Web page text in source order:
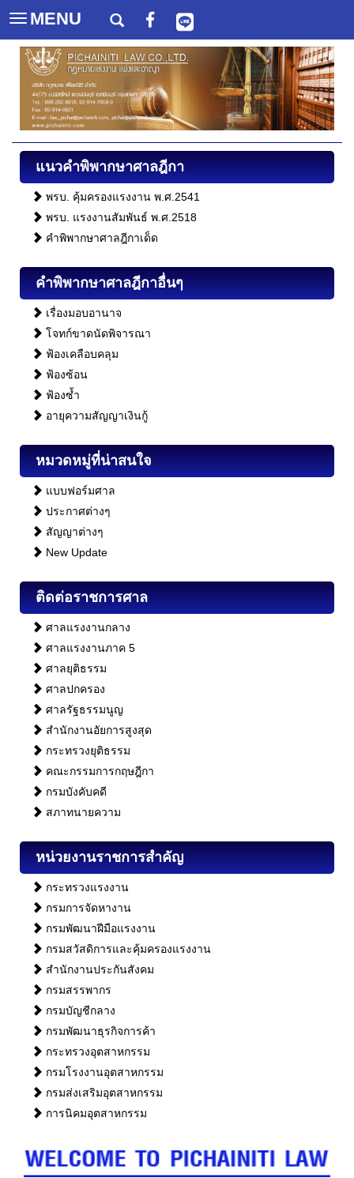
Toggle
navigation
MENU
แนวคําพิพากษาศาลฎีกา
พรบ. คุ้มครองแรงงาน พ.ศ.2541
พรบ. แรงงานสัมพันธ์ พ.ศ.2518
คําพิพากษาศาลฎีกาเด็ด
คําพิพากษาศาลฎีกาอื่นๆ
เรื่องมอบอานาจ
โจทก์ขาดนัดพิจารณา
ฟ้องเคลือบคลุม
ฟ้องซ้อน
ฟ้องซ้ำ
อายุความสัญญาเงินกู้
หมวดหมู่ที่น่าสนใจ
แบบฟอร์มศาล
ประกาศต่างๆ
สัญญาต่างๆ
New Update
ติดต่อราชการศาล
ศาลแรงงานกลาง
ศาลแรงงานภาค 5
ศาลยุติธรรม
ศาลปกครอง
ศาลรัฐธรรมนูญ
สํานักงานอัยการสูงสุด
กระทรวงยุติธรรม
คณะกรรมการกฤษฎีกา
กรมบังคับคดี
สภาทนายความ
หน่วยงานราชการสําคัญ
กระทรวงแรงงาน
กรมการจัดหางาน
กรมพัฒนาฝีมือแรงงาน
กรมสวัสดิการและคุ้มครองแรงงาน
สํานักงานประกันสังคม
กรมสรรพากร
กรมบัญชีกลาง
กรมพัฒนาธุรกิจการค้า
กระทรวงอุตสาหกรรม
กรมโรงงานอุตสาหกรรม
กรมส่งเสริมอุตสาหกรรม
การนิคมอุตสาหกรรม